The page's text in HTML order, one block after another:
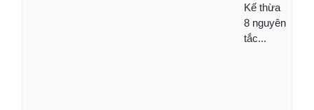
Kế thừa
8 nguyên
tắc...